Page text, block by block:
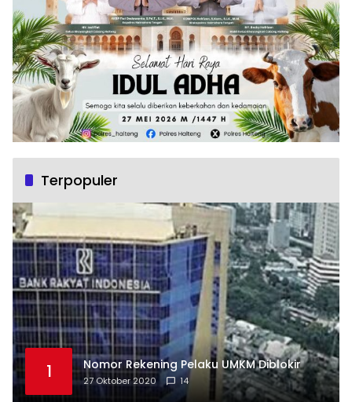
Terpopuler
1 Nomor Rekening Pelaku UMKM Diblokir
27 Oktober 2020 14